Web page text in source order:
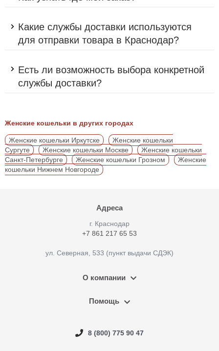
Какие службы доставки используются
для отправки товара в Краснодар?
Есть ли возможность выбора конкретной
службы доставки?
Женские кошельки в других городах
Женские кошельки Иркутске
Женские кошельки
Сургуте
Женские кошельки Москве
Женские кошельки
Санкт-Петербурге
Женские кошельки Грозном
Женские
кошельки Нижнем Новгороде
Адреса
г. Краснодар
+7 861 217 65 53
ул. Северная, 533 (пункт выдачи СДЭК)
О компании
Помощь
8 (800) 775 90 47